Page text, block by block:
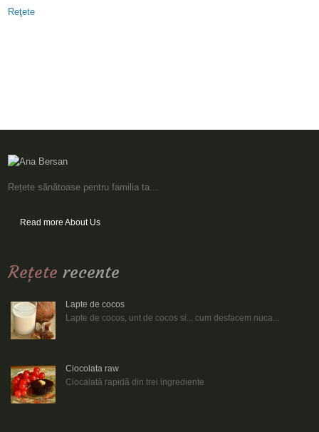
Reţete
Rețete sănătoase pentru familia ta...
Read more About Us
Reţete recente
Lapte de cocos
Lapte de cocos, unt de cocos si... cum desfacem nuca...
Ciocolata raw
Ciocalată rapidă din trei ingrediente